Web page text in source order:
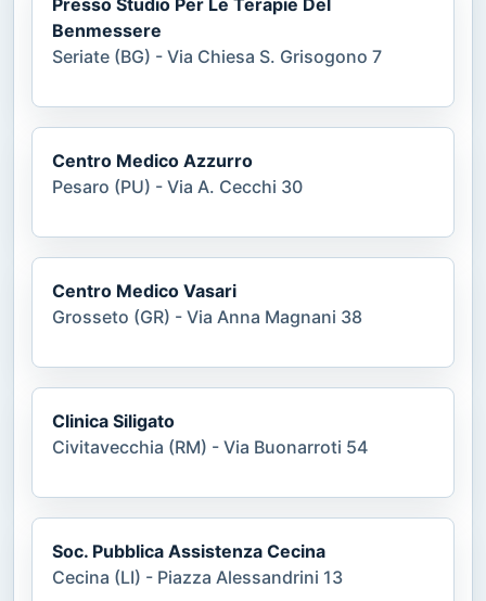
Benmessere
Seriate (BG) - Via Chiesa S. Grisogono 7
Centro Medico Azzurro
Pesaro (PU) - Via A. Cecchi 30
Centro Medico Vasari
Grosseto (GR) - Via Anna Magnani 38
Clinica Siligato
Civitavecchia (RM) - Via Buonarroti 54
Soc. Pubblica Assistenza Cecina
Cecina (LI) - Piazza Alessandrini 13